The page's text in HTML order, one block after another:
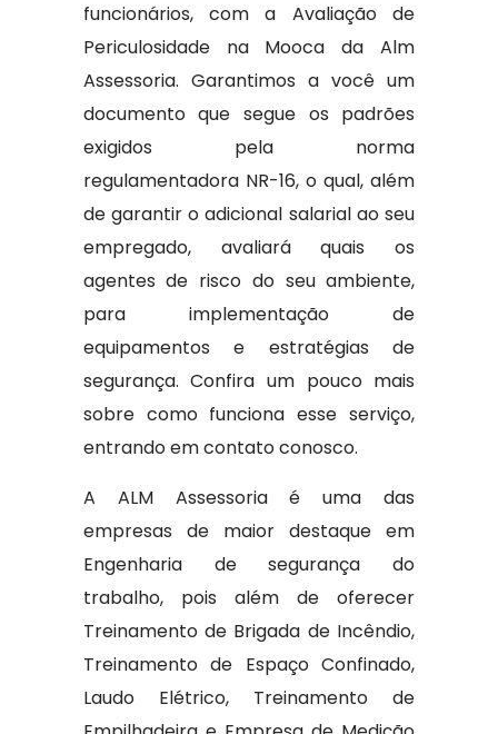
funcionários, com a Avaliação de
Periculosidade na Mooca da Alm
Assessoria. Garantimos a você um
documento que segue os padrões
exigidos pela norma
regulamentadora NR-16, o qual, além
de garantir o adicional salarial ao seu
empregado, avaliará quais os
agentes de risco do seu ambiente,
para implementação de
equipamentos e estratégias de
segurança. Confira um pouco mais
sobre como funciona esse serviço,
entrando em contato conosco.
A ALM Assessoria é uma das
empresas de maior destaque em
Engenharia de segurança do
trabalho, pois além de oferecer
Treinamento de Brigada de Incêndio,
Treinamento de Espaço Confinado,
Laudo Elétrico, Treinamento de